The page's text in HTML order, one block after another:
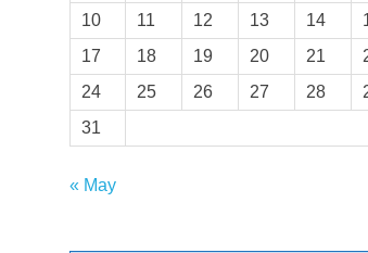
10
11 12 13 14
17
18 19 20 21
24
25 26 27 28
31
« May